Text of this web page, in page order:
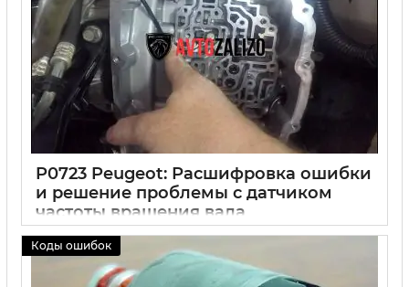
P0723 Peugeot: Расшифровка ошибки
и решение проблемы с датчиком
частоты вращения вала
30 09 2024 0
Коды ошибок